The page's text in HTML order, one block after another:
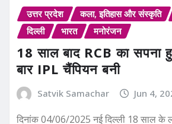
उत्तर प्रदेश कला, इतिहास और संस्कृति
दिल्ली
भारत मनोरंजन
18 साल बाद RCB का सपना
बार IPL चैंपियन बनी
Satvik Samachar Jun 4,
दिनांक 04/06/2025 नई दिल्ली 18 साल के